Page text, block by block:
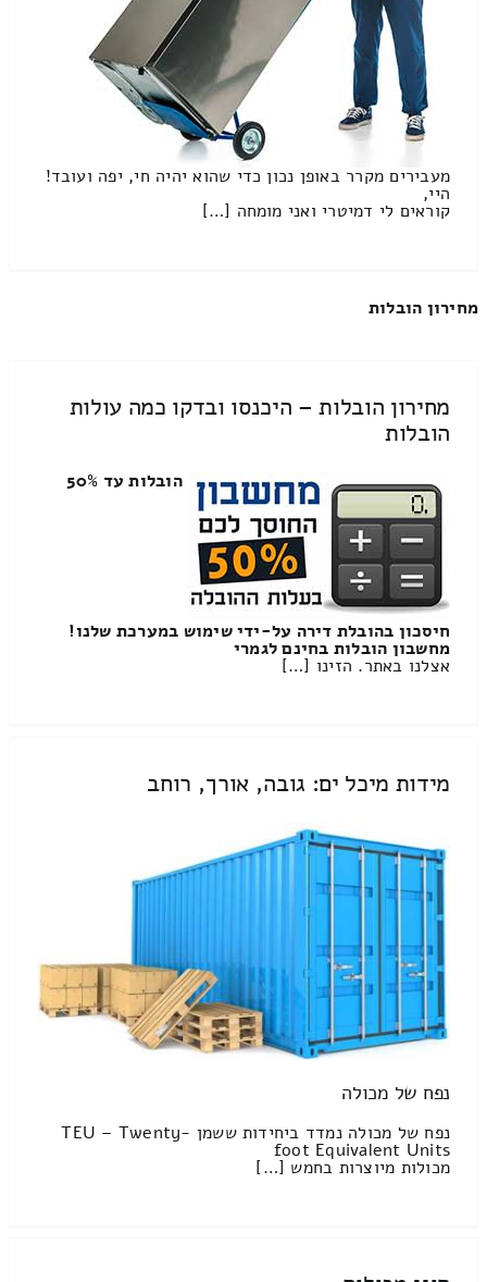
מעבירים מקרר באופן נכון כדי שהוא יהיה חי, יפה ועובד!
היי,
קוראים לי דמיטרי ואני מומחה […]
מחירון הובלות
מחירון הובלות – היכנסו ובדקו כמה עולות
הובלות
הובלות עד 50%
חיסכון בהובלת דירה על-ידי שימוש במערכת שלנו!
מחשבון הובלות בחינם לגמרי
אצלנו באתר. הזינו […]
מידות מיכל ים: גובה, אורך, רוחב
נפח של מכולה
נפח של מכולה נמדד ביחידות ששמן TEU – Twenty-
foot Equivalent Units
מכולות מיוצרות בחמש […]